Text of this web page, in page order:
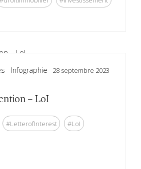
Infographie 28 septembre 2023
– LoI
#LetterofInterest #LoI